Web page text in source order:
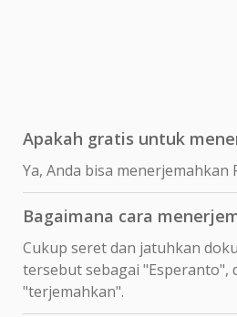
Apakah gratis untuk
Ya, Anda bisa menerjemahkan
Bagaimana cara
Cukup seret dan jatuhkan
tersebut sebagai "Esperanto",
"terjemahkan".